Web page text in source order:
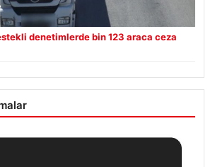
denetimlerde bin 123 araca ceza